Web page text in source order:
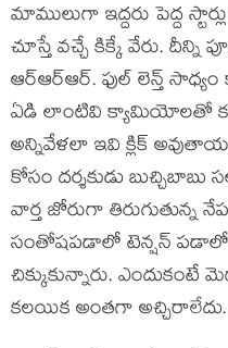
మాములుగా ఇద్దరు పెద్ద
చూస్తే వచ్చే కిక్కే వేరు.
ఆర్ఆర్ఆర్. ఫుల్ లెన్త్ సాధ్యం
ఏడి లాంటివి క్యామియోలతో
అన్నివేళలా ఇవి క్లిక్
కోసం దర్శకుడు
వార్త జోరుగా తిరుగుతున్న
సంతోషపడాలో టెన్షన్
చిక్కుకున్నారు.
కలయిక అంతగా